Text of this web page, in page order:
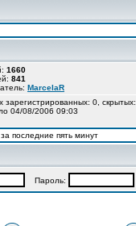
1660
841
MarcelaR
зарегистрированных: 0,
04/08/2006 09:03
последние пять минут
Пароль: